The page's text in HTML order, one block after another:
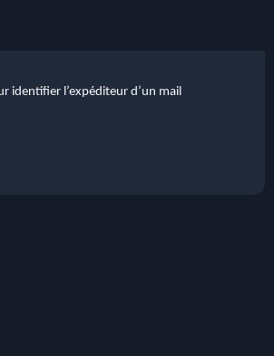
identifier l’expéditeur d’un mail